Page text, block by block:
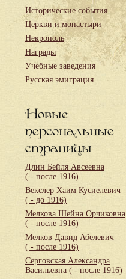
Исторические события
Церкви и монастыри
Некрополь
Награды
Учебные заведения
Русская эмиграция
Новые
персональные
страницы
Длин Бейля Авсеевна
( - после 1916)
Векслер Хаим Кусиелевич
( - до 1916)
Мелкова Шейна Орчиковна
( - после 1916)
Мелков Давид Абелевич
( - после 1916)
Серговская Александра
Васильевна ( - после 1916)